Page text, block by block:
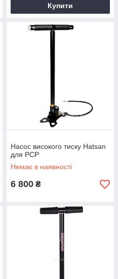
Купити
Насос високого тиску Hatsan
для PCP
Немає в наявності
6 800 ₴